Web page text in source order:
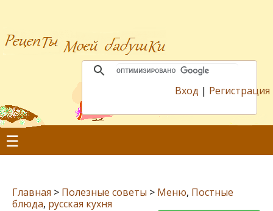
Вход | Регистрация
☰
Главная > Полезные советы > Меню, Постные
блюда, русская кухня